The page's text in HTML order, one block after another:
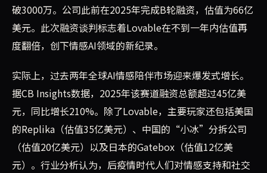
破3000万。公司此前在2025年完成B轮融资，估值为66亿
美元。此次融资谈判标志着Lovable在不到一年内估值再
度翻倍，创下情感AI领域的新纪录。
实际上，过去两年全球AI情感陪伴市场迎来爆发式增长。
据CB Insights数据，2025年该赛道融资总额超过45亿美
元，同比增长210%。除了Lovable，主要玩家还包括美国
的Replika（估值35亿美元）、中国的“小冰”分拆公司
（估值20亿美元）以及日本的Gatebox（估值12亿美
元）。行业分析认为，后疫情时代人们对情感支持和社交